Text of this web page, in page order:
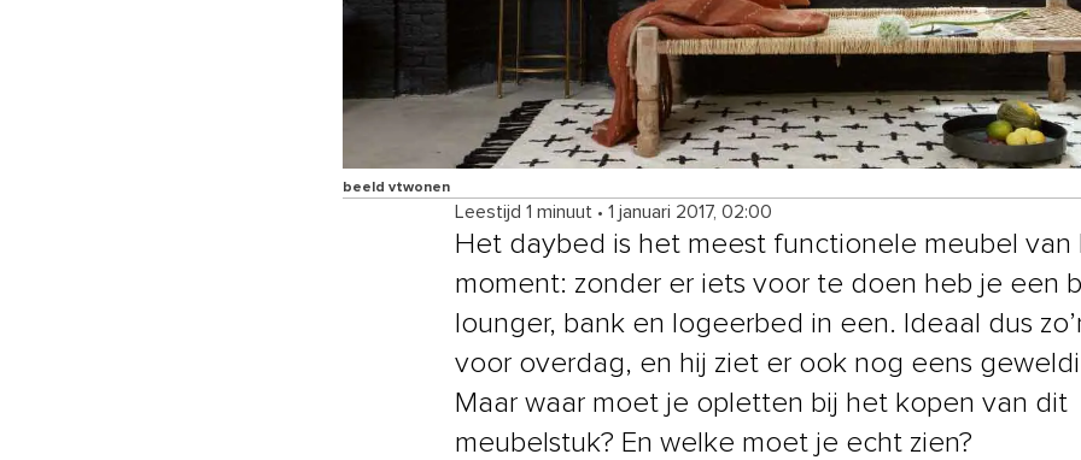
beeld vtwonen
Leestijd 1 minuut • 1 januari 2017, 02:00
Het daybed is het meest functionele meubel van
moment: zonder er iets voor te doen heb je een
lounger, bank en logeerbed in een. Ideaal dus
voor overdag, en hij ziet er ook nog eens
Maar waar moet je opletten bij het kopen van dit
meubelstuk? En welke moet je echt zien?